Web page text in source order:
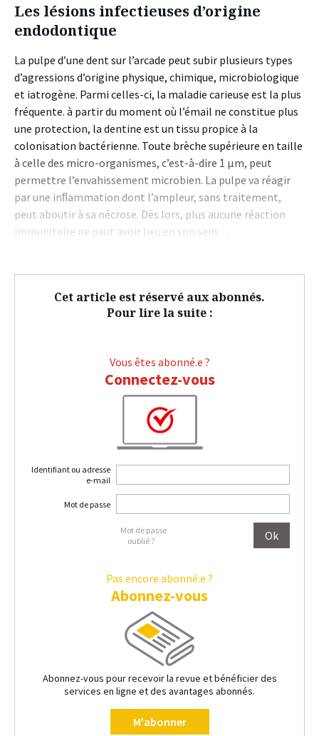
Les lésions infectieuses d’origine
endodontique
La pulpe d’une dent sur l’arcade peut subir plusieurs types
d’agressions d’origine physique, chimique, microbiologique
et iatrogène. Parmi celles-ci, la maladie carieuse est la plus
fréquente. à partir du moment où l’émail ne constitue plus
une protection, la dentine est un tissu propice à la
colonisation bactérienne. Toute brèche supérieure en taille
à celle des micro-organismes, c’est-à-dire 1 µm, peut
permettre l’envahissement microbien. La pulpe va réagir
par une inﬂammation dont l’ampleur, sans traitement,
peut aboutir à sa nécrose. Dès lors, plus aucune réaction
immunitaire ne peut avoir lieu en son sein…
Cet article est réservé aux abonnés.
Pour lire la suite :
Vous êtes abonné.e ?
Connectez-vous
Identifiant ou adresse
e-mail
Mot de passe
Mot de passe
oublié ?
Pas encore abonné.e ?
Abonnez-vous
Abonnez-vous pour recevoir la revue et bénéficier des
services en ligne et des avantages abonnés.
M'abonner